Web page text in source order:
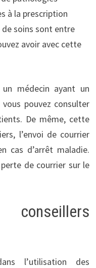
à la prescription
soins sont entre
avoir avec cette
médecin ayant un
pouvez consulter
De même, cette
l’envoi de courrier
cas d’arrêt maladie.
de courrier sur le
l’utilisation des